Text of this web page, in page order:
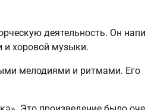
деятельность. Он
и хоровой музыки.
мелодиями и ритмами. Его